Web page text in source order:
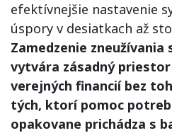
efektívnejšie nastavenie
úspory v desiatkach až
Zamedzenie
vytvára zásadný
verejných financií bez
tých, ktorí pomoc
opakovane prichádza s